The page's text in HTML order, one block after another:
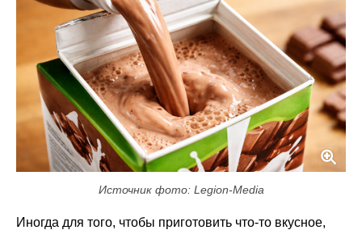
Источник фото: Legion-Media
Иногда для того, чтобы приготовить что-то вкусное,